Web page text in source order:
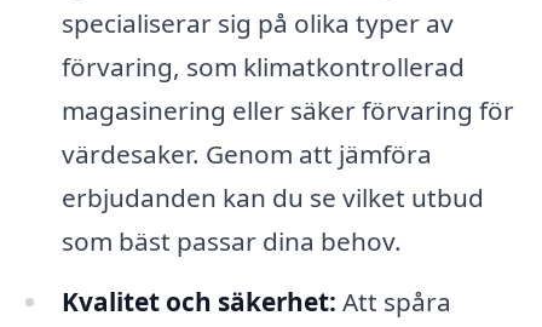
specialiserar sig på olika typer av
förvaring, som klimatkontrollerad
magasinering eller säker förvaring för
värdesaker. Genom att jämföra
erbjudanden kan du se vilket utbud
som bäst passar dina behov.
Kvalitet och säkerhet: Att spåra